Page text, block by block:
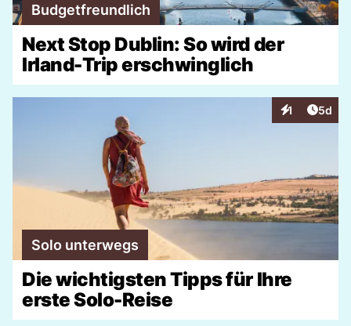
Budgetfreundlich
Next Stop Dublin: So wird der
Irland-Trip erschwinglich
1
Interaktionen
5d
Solo unterwegs
Die wichtigsten Tipps für Ihre
erste Solo-Reise